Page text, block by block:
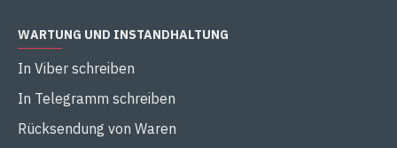
WARTUNG UND INSTANDHALTUNG
In Viber schreiben
In Telegramm schreiben
Rücksendung von Waren